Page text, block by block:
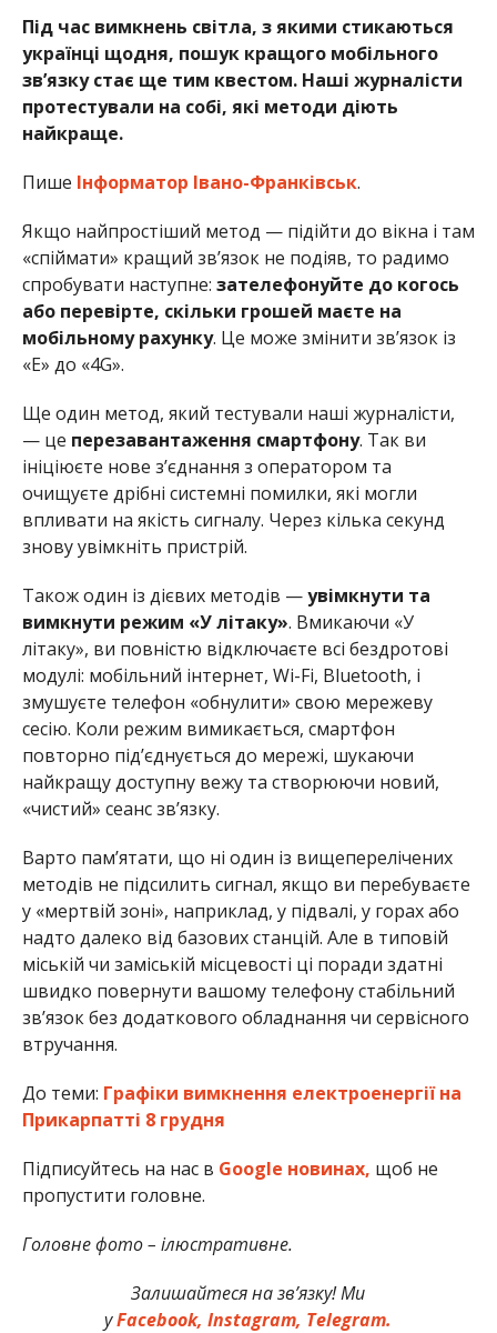
Під час вимкнень світла, з якими стикаються
українці щодня, пошук кращого мобільного
звʼязку стає ще тим квестом. Наші журналісти
протестували на собі, які методи діють
найкраще.
Пише Інформатор Івано-Франківськ.
Якщо найпростіший метод — підійти до вікна і там
«спіймати» кращий звʼязок не подіяв, то радимо
спробувати наступне: зателефонуйте до когось
або перевірте, скільки грошей маєте на
мобільному рахунку. Це може змінити звʼязок із
«Е» до «4G».
Ще один метод, який тестували наші журналісти,
— це перезавантаження смартфону. Так ви
ініціюєте нове з’єднання з оператором та
очищуєте дрібні системні помилки, які могли
впливати на якість сигналу. Через кілька секунд
знову увімкніть пристрій.
Також один із дієвих методів —увімкнути та
вимкнути режим «У літаку». Вмикаючи «У
літаку», ви повністю відключаєте всі бездротові
модулі: мобільний інтернет, Wi-Fi, Bluetooth, і
змушуєте телефон «обнулити» свою мережеву
сесію. Коли режим вимикається, смартфон
повторно під’єднується до мережі, шукаючи
найкращу доступну вежу та створюючи новий,
«чистий» сеанс зв’язку.
Варто памʼятати, що ні один із вищеперелічених
методів не підсилить сигнал, якщо ви перебуваєте
у «мертвій зоні», наприклад, у підвалі, у горах або
надто далеко від базових станцій. Але в типовій
міській чи заміській місцевості ці поради здатні
швидко повернути вашому телефону стабільний
зв’язок без додаткового обладнання чи сервісного
втручання.
До теми: Графіки вимкнення електроенергії на
Прикарпатті 8 грудня
Підписуйтесь на нас в Google новинах, щоб не
пропустити головне.
Головне фото – ілюстративне.
Залишайтеся на зв’язку! Ми
уFacebook, Instagram, Telegram.